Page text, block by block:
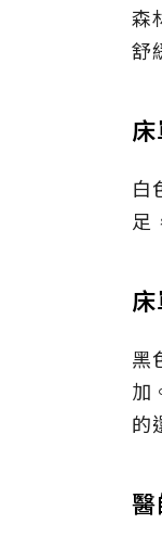
森
舒
白
足
黑
加
的